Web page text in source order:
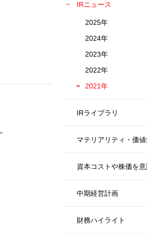
IRニュース
2025年
2024年
2023年
2022年
2021年
IRライブラリ
マテリアリティ・価
資本コストや株価を
中期経営計画
財務ハイライト